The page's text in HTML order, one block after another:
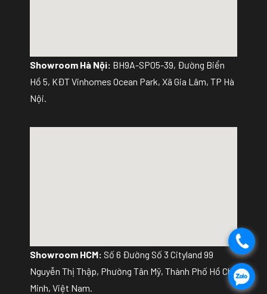
Showroom Hà Nội: BH9A-SP05-39, Đường Biển
Hồ 5, KĐT Vinhomes Ocean Park, Xã Gia Lâm, TP Hà
Nội.
Showroom HCM: Số 6 Đường Số 3 Cityland 99
Nguyễn Thị Thập, Phường Tân Mỹ, Thành Phố Hồ Chí
Minh, Việt Nam.
.
.